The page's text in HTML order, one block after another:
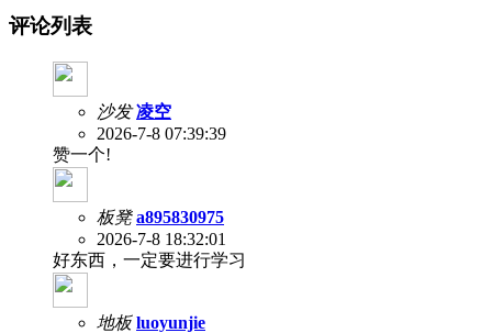
评论列表
沙发 凌空
2026-7-8 07:39:39
赞一个!
板凳 a895830975
2026-7-8 18:32:01
好东西，一定要进行学习
地板 luoyunjie